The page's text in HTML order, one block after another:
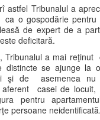
astfel Tribunalul a
ca o gospodărie
de expert de a
deficitară.
Tribunalul a mai
distincte se ajunge la
şi de asemenea nu
aferent casei de
pentru
persoane neidentificată.